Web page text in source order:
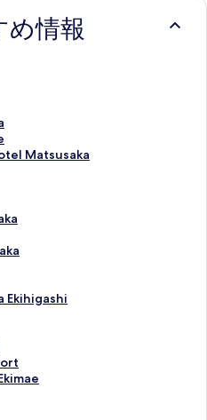
め情報
Matsusaka
Ekihigashi